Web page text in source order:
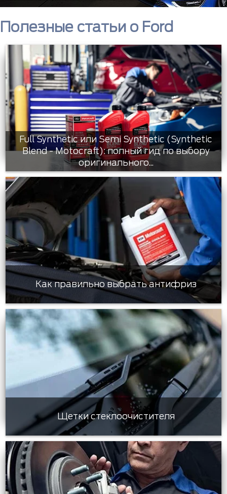
Полезные статьи о Ford
Full Synthetic или Semi Synthetic (Synthetic
Blend - Motocraft): полный гид по выбору
оригинального...
Как правильно выбрать антифриз
Щетки стеклоочистителя